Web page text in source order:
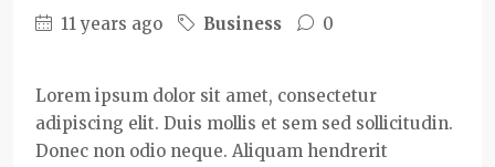
11 years ago Business 0
Lorem ipsum dolor sit amet, consectetur
adipiscing elit. Duis mollis et sem sed sollicitudin.
Donec non odio neque. Aliquam hendrerit